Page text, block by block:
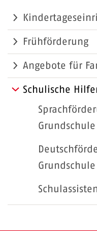
Frühförderung
Angebote für
Schulische
Grundschule
Grundschule